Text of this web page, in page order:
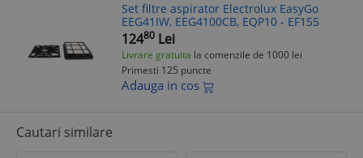
Set filtre aspirator Electrolux EasyGo
EEG41IW, EEG4100CB, EQP10 - EF155
12480 Lei
Livrare gratuita la comenzile de 1000 lei
Primesti 125 puncte
Adauga in cos
Cautari similare